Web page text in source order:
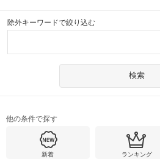
除外キーワードで絞り込む
他の条件で探す
新着 ランキング